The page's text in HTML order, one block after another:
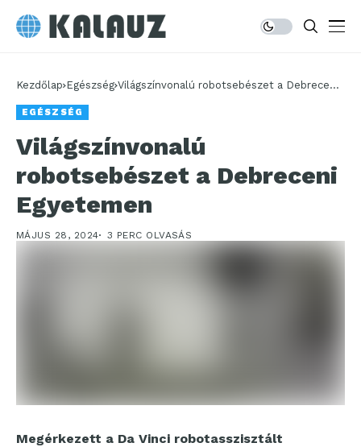
Kezdőlap Egészség Világszínvonalú robotsebészet a Debreceni
EGÉSZSÉG
Világszínvonalú
robotsebészet a Debreceni
Egyetemen
MÁJUS 28, 2024 3 PERC OLVASÁS
Megérkezett a Da Vinci robotasszisztált